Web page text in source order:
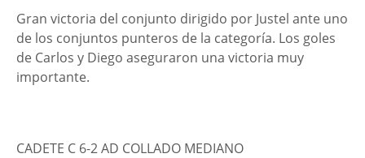
Gran victoria del conjunto dirigido por Justel ante uno
de los conjuntos punteros de la categoría. Los goles
de Carlos y Diego aseguraron una victoria muy
importante.
CADETE C 6-2 AD COLLADO MEDIANO